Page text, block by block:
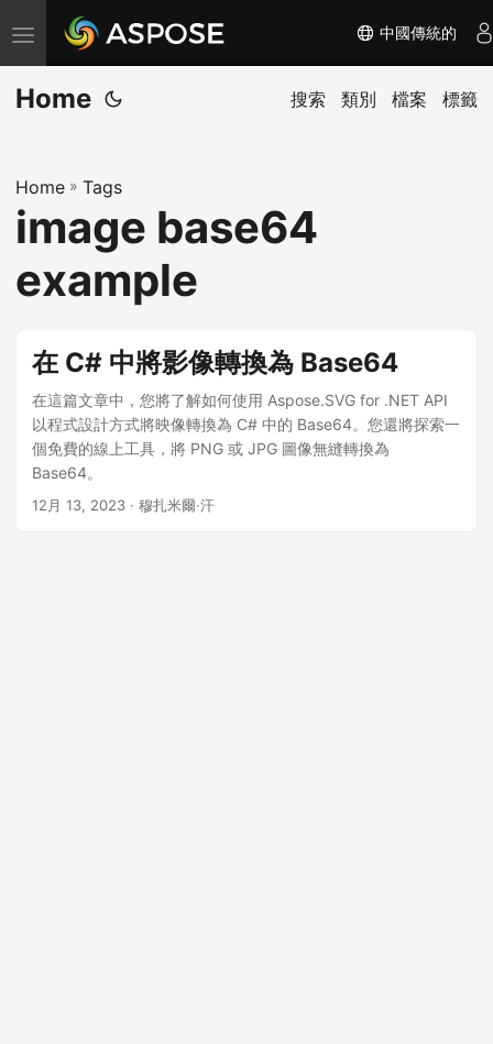
切
换
导
中國傳統的
Home 搜索 類別 檔案 標籤
Home » Tags
image base64
example
在 C# 中將影像轉換為 Base64
在這篇文章中，您將了解如何使用 Aspose.SVG for .NET API
以程式設計方式將映像轉換為 C# 中的 Base64。您還將探索一
個免費的線上工具，將 PNG 或 JPG 圖像無縫轉換為
Base64。
12月 13, 2023 · 穆扎米爾·汗